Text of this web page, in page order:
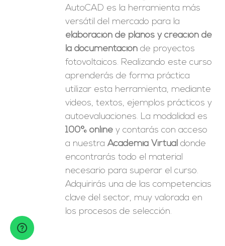
AutoCAD es la herramienta más
versátil del mercado para la
elaboración de planos y creación de
la documentación de proyectos
fotovoltaicos. Realizando este curso
aprenderás de forma práctica
utilizar esta herramienta, mediante
videos, textos, ejemplos prácticos y
autoevaluaciones. La modalidad es
100% online y contarás con acceso
a nuestraAcademia Virtual donde
encontrarás todo el material
necesario para superar el curso.
Adquirirás una de las competencias
clave del sector, muy valorada en
los procesos de selección.